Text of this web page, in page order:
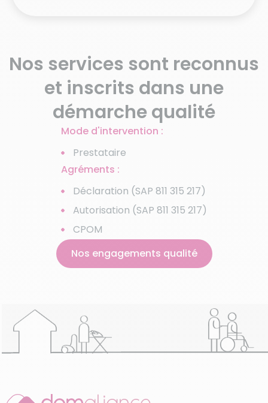
Ménage avant / après
déménagement
Chèque Emploi Service
Universel (CESU)
Aide aux personnes âgées
Garde de personnes âgées
Tarifs de femme de
Aides financières au
ménage
Repassage à domicile
Garde d'enfants
occasionnel
ménage
Nos services sont reconnus
et inscrits dans une
démarche qualité
Mode d'intervention :
Prestataire
Agréments :
Déclaration (SAP 811 315 217)
Autorisation (SAP 811 315 217)
CPOM
Nos engagements qualité